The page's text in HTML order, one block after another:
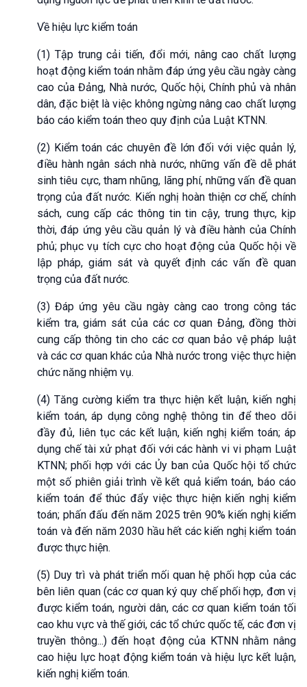
Về hiệu lực kiểm toán
(1) Tập trung cải tiến, đổi mới, nâng cao chất lượng
hoạt động kiểm toán nhằm đáp ứng yêu cầu ngày càng
cao của Đảng, Nhà nước, Quốc hội, Chính phủ và nhân
dân, đặc biệt là việc không ngừng nâng cao chất lượng
báo cáo kiểm toán theo quy định của Luật KTNN.
(2) Kiểm toán các chuyên đề lớn đối với việc quản lý,
điều hành ngân sách nhà nước, những vấn đề dễ phát
sinh tiêu cực, tham nhũng, lãng phí, những vấn đề quan
trọng của đất nước. Kiến nghị hoàn thiện cơ chế, chính
sách, cung cấp các thông tin tin cậy, trung thực, kịp
thời, đáp ứng yêu cầu quản lý và điều hành của Chính
phủ; phục vụ tích cực cho hoạt động của Quốc hội về
lập pháp, giám sát và quyết định các vấn đề quan
trọng của đất nước.
(3) Đáp ứng yêu cầu ngày càng cao trong công tác
kiểm tra, giám sát của các cơ quan Đảng, đồng thời
cung cấp thông tin cho các cơ quan bảo vệ pháp luật
và các cơ quan khác của Nhà nước trong việc thực hiện
chức năng nhiệm vụ.
(4) Tăng cường kiểm tra thực hiện kết luận, kiến nghị
kiểm toán, áp dụng công nghệ thông tin để theo dõi
đầy đủ, liên tục các kết luận, kiến nghị kiểm toán; áp
dụng chế tài xử phạt đối với các hành vi vi phạm Luật
KTNN; phối hợp với các Ủy ban của Quốc hội tổ chức
một số phiên giải trình về kết quả kiểm toán, báo cáo
kiểm toán để thúc đẩy việc thực hiện kiến nghị kiểm
toán; phấn đấu đến năm 2025 trên 90% kiến nghị kiểm
toán và đến năm 2030 hầu hết các kiến nghị kiểm toán
được thực hiện.
(5) Duy trì và phát triển mối quan hệ phối hợp của các
bên liên quan (các cơ quan ký quy chế phối hợp, đơn vị
được kiểm toán, người dân, các cơ quan kiểm toán tối
cao khu vực và thế giới, các tổ chức quốc tế, các đơn vị
truyền thông...) đến hoạt động của KTNN nhằm nâng
cao hiệu lực hoạt động kiểm toán và hiệu lực kết luận,
kiến nghị kiểm toán.